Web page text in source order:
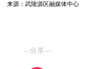
来源：武陵源区融媒体中心
—分享—